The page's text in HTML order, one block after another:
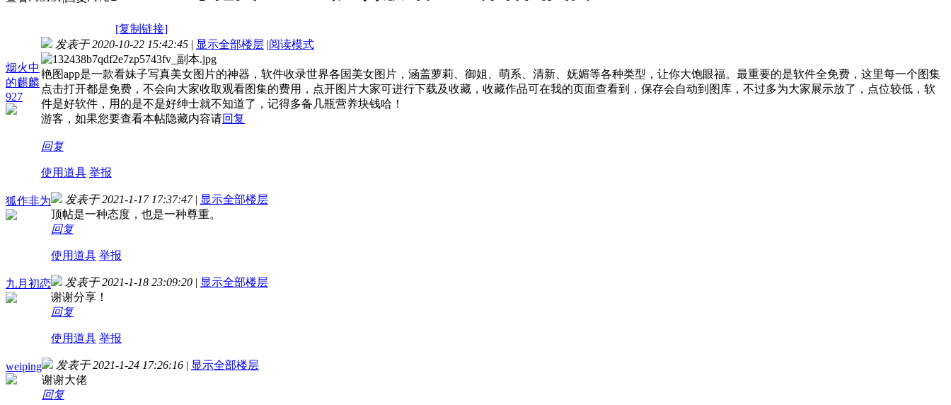
[复制链接]
烟火中
的麒麟
927
发表于 2020-10-22 15:42:45 | 显示全部楼层 |阅读模式
艳图app是一款看妹子写真美女图片的神器，软件收录世界各国美女图片，涵盖萝莉、御姐、萌系、清新、妩媚等各种类型，让你大饱眼福。最重要的是软件全免费，这里每一个图集
点击打开都是免费，不会向大家收取观看图集的费用，点开图片大家可进行下载及收藏，收藏作品可在我的页面查看到，保存会自动到图库，不过多为大家展示放了，点位较低，软
件是好软件，用的是不是好绅士就不知道了，记得多备几瓶营养块钱哈！
游客，如果您要查看本帖隐藏内容请回复
回复
使用道具 举报
狐作非为 发表于 2021-1-17 17:37:47 | 显示全部楼层
顶帖是一种态度，也是一种尊重。
回复
使用道具 举报
九月初恋 发表于 2021-1-18 23:09:20 | 显示全部楼层
谢谢分享！
回复
使用道具 举报
weiping 发表于 2021-1-24 17:26:16 | 显示全部楼层
谢谢大佬
回复